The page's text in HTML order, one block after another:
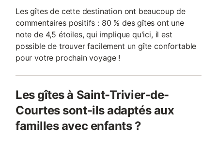
Les gîtes de cette destination ont beaucoup de
commentaires positifs : 80 % des gîtes ont une
note de 4,5 étoiles, qui implique qu'ici, il est
possible de trouver facilement un gîte confortable
pour votre prochain voyage !
Les gîtes à Saint-Trivier-de-
Courtes sont-ils adaptés aux
familles avec enfants ?